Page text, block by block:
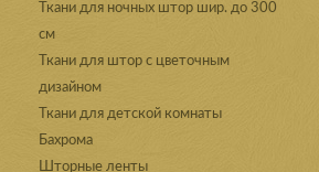
Ткани для ночных штор шир. до 300
см
Ткани для штор с цветочным
дизайном
Ткани для детской комнаты
Бахрома
Шторные ленты